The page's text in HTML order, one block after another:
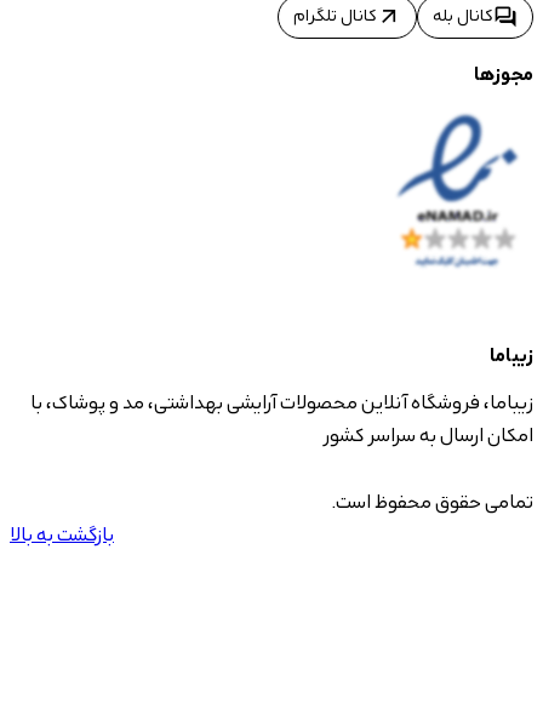
forumکانال بله arrow_outward کانال تلگرام
مجوزها
زیباما
زیباما، فروشگاه آنلاین محصولات آرایشی بهداشتی، مد و پوشاک، با
امکان ارسال به سراسر کشور
تمامی حقوق محفوظ است.
بازگشت به بالا